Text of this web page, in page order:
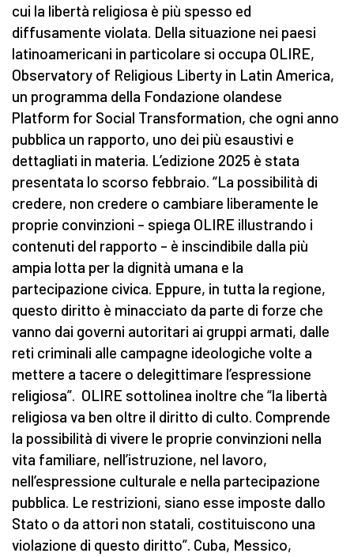
cui la libertà religiosa è più spesso ed
diffusamente violata. Della situazione nei paesi
latinoamericani in particolare si occupa OLIRE,
Observatory of Religious Liberty in Latin America,
un programma della Fondazione olandese
Platform for Social Transformation, che ogni anno
pubblica un rapporto, uno dei più esaustivi e
dettagliati in materia. L’edizione 2025 è stata
presentata lo scorso febbraio. “La possibilità di
credere, non credere o cambiare liberamente le
proprie convinzioni – spiega OLIRE illustrando i
contenuti del rapporto – è inscindibile dalla più
ampia lotta per la dignità umana e la
partecipazione civica. Eppure, in tutta la regione,
questo diritto è minacciato da parte di forze che
vanno dai governi autoritari ai gruppi armati, dalle
reti criminali alle campagne ideologiche volte a
mettere a tacere o delegittimare l’espressione
religiosa”. OLIRE sottolinea inoltre che “la libertà
religiosa va ben oltre il diritto di culto. Comprende
la possibilità di vivere le proprie convinzioni nella
vita familiare, nell’istruzione, nel lavoro,
nell’espressione culturale e nella partecipazione
pubblica. Le restrizioni, siano esse imposte dallo
Stato o da attori non statali, costituiscono una
violazione di questo diritto”. Cuba, Messico,